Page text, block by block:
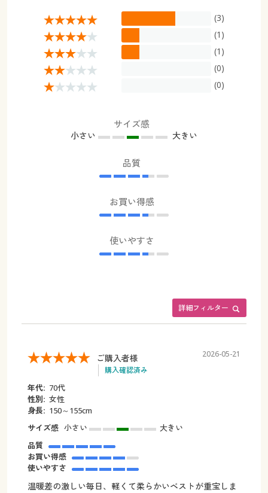
(3)
(1)
(1)
(0)
(0)
サイズ感
小さい 大きい
品質
お買い得感
使いやすさ
詳細フィルター
ご購入者様
購入確認済み
2026-05-21
年代: 70代
性別: 女性
身長: 150～155cm
サイズ感 小さい
大きい
品質
お買い得感
使いやすさ
温暖差の激しい毎日、軽くて柔らかいベストが重宝しま